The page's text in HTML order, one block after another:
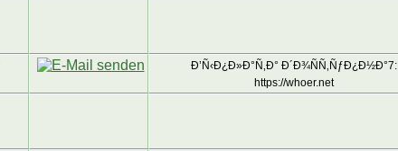
Ð’Ñ‹Ð¿Ð»Ð°Ñ‚Ð° Ð´Ð¾ÑÑ‚ÑƒÐ¿Ð½Ð°7:
https://whoer.net